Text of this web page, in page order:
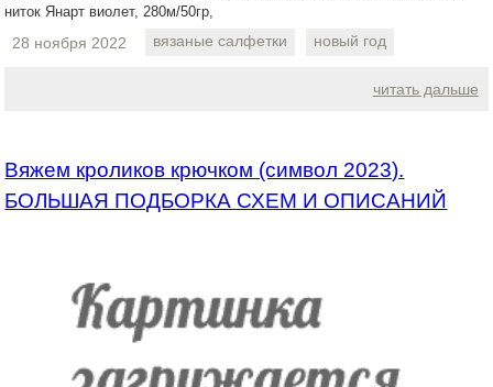
ниток Янарт виолет, 280м/50гр,
28 ноября 2022 вязаные салфетки новый год
читать дальше
Вяжем кроликов крючком (символ 2023).
БОЛЬШАЯ ПОДБОРКА СХЕМ И ОПИСАНИЙ